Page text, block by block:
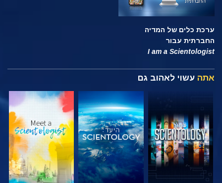
ערכת כלים של המדיה
החברתית עבור
I am a Scientologist
אתה עשוי לאהוב גם